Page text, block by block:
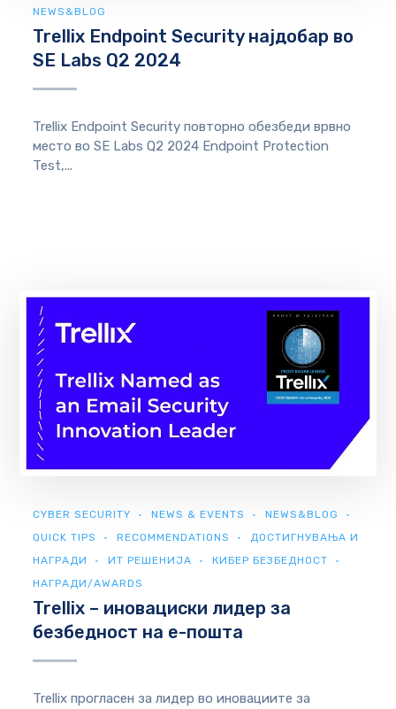
NEWS&BLOG
Trellix Endpoint Security најдобар во
SE Labs Q2 2024
Trellix Endpoint Security повторно обезбеди врвно
место во SE Labs Q2 2024 Endpoint Protection
Test,...
CYBER SECURITY NEWS & EVENTS
NEWS&BLOG
QUICK TIPS
RECOMMENDATIONS
ДОСТИГНУВАЊА И
НАГРАДИ
ИТ РЕШЕНИЈА
КИБЕР БЕЗБЕДНОСТ
НАГРАДИ/AWARDS
Trellix – иновациски лидер за
безбедност на е-пошта
Trellix прогласен за лидер во иновациите за